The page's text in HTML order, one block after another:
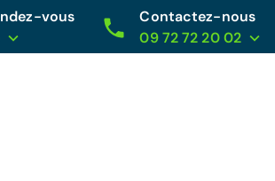
vous
Contactez-nous
09 72 72 20 02